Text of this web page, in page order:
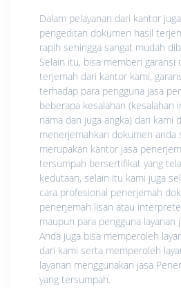
Dalam pelayanan dari kantor
pengeditan dokumen hasil
rapih sehingga sangat mudah
Selain itu, bisa memberi garansi
terjemah dari kantor kami,
terhadap para pengguna jasa
beberapa kesalahan (kesalahan
nama dan juga angka) dari kami
menerjemahkan dokumen anda
merupakan kantor jasa
tersumpah bersertifikat yang
kedutaan, selain itu kami juga
cara profesional penerjemah
penerjemah lisan atau
maupun para pengguna layanan
Anda juga bisa memperoleh
dari kami serta memperoleh
layanan menggunakan jasa
yang tersumpah.